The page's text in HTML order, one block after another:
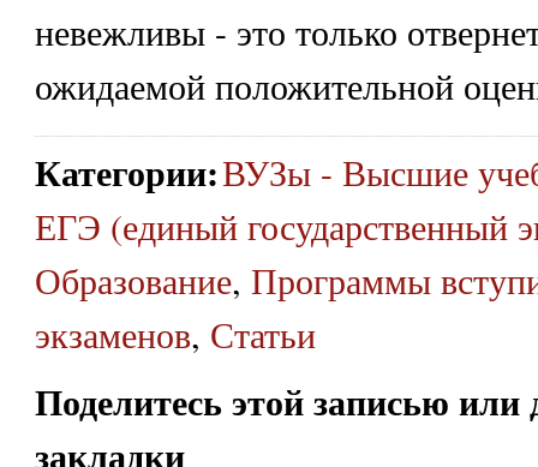
невежливы - это только
ожидаемой положительной
Категории:ВУЗы - Высшие
ЕГЭ (единый государственный
Образование, Программы
экзаменов, Статьи
Поделитесь этой записью или
закладки